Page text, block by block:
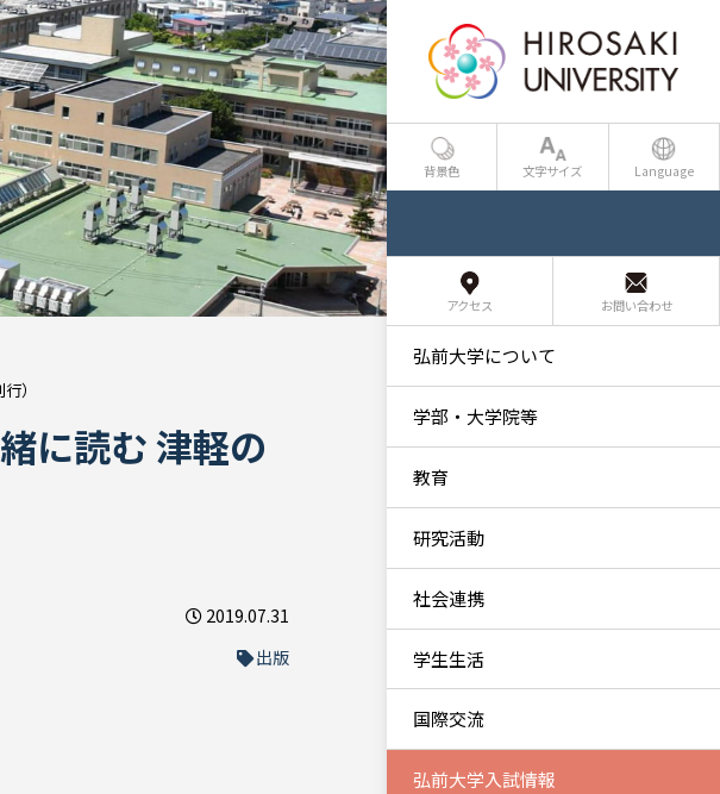
）
に読む 津軽の
2019.07.31
出版
背景色 文字サイズ Language
アクセス お問い合わせ
弘前大学について
学部・大学院等
教育
研究活動
社会連携
学生生活
国際交流
弘前大学入試情報